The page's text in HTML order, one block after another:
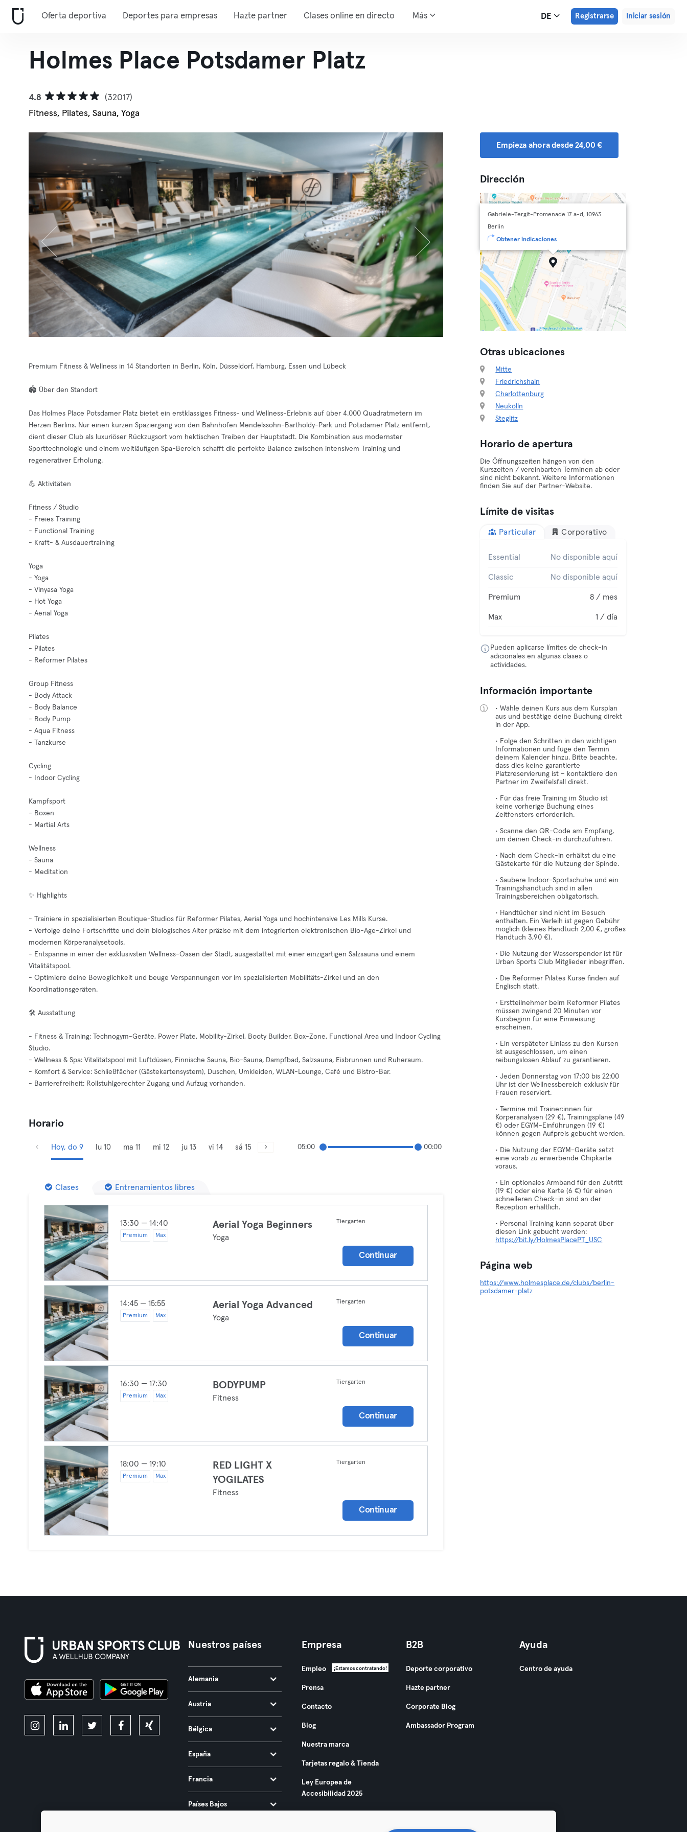
Oferta deportiva Deportes para empresas Hazte partner Clases online en directo Más DE Registrarse Iniciar sesión
Holmes Place Potsdamer Platz
4.8
(32017)
Fitness, Pilates, Sauna, Yoga
Premium Fitness & Wellness in 14 Standorten in Berlin, Köln, Düsseldorf, Hamburg, Essen und Lübeck
🏟️ Über den Standort
Das Holmes Place Potsdamer Platz bietet ein erstklassiges Fitness- und Wellness-Erlebnis auf über 4.000 Quadratmetern im
Herzen Berlins. Nur einen kurzen Spaziergang von den Bahnhöfen Mendelssohn-Bartholdy-Park und Potsdamer Platz entfernt,
dient dieser Club als luxuriöser Rückzugsort vom hektischen Treiben der Hauptstadt. Die Kombination aus modernster
Sporttechnologie und einem weitläufigen Spa-Bereich schafft die perfekte Balance zwischen intensivem Training und
regenerativer Erholung.
💪 Aktivitäten
Fitness / Studio
- Freies Training
- Functional Training
- Kraft- & Ausdauertraining
Yoga
- Yoga
- Vinyasa Yoga
- Hot Yoga
- Aerial Yoga
Pilates
- Pilates
- Reformer Pilates
Group Fitness
- Body Attack
- Body Balance
- Body Pump
- Aqua Fitness
- Tanzkurse
Cycling
- Indoor Cycling
Kampfsport
- Boxen
- Martial Arts
Wellness
- Sauna
- Meditation
✨ Highlights
- Trainiere in spezialisierten Boutique-Studios für Reformer Pilates, Aerial Yoga und hochintensive Les Mills Kurse.
- Verfolge deine Fortschritte und dein biologisches Alter präzise mit dem integrierten elektronischen Bio-Age-Zirkel und
modernen Körperanalysetools.
- Entspanne in einer der exklusivsten Wellness-Oasen der Stadt, ausgestattet mit einer einzigartigen Salzsauna und einem
Vitalitätspool.
- Optimiere deine Beweglichkeit und beuge Verspannungen vor im spezialisierten Mobilitäts-Zirkel und an den
Koordinationsgeräten.
🛠️ Ausstattung
- Fitness & Training: Technogym-Geräte, Power Plate, Mobility-Zirkel, Booty Builder, Box-Zone, Functional Area und Indoor Cycling
Studio.
- Wellness & Spa: Vitalitätspool mit Luftdüsen, Finnische Sauna, Bio-Sauna, Dampfbad, Salzsauna, Eisbrunnen und Ruheraum.
- Komfort & Service: Schließfächer (Gästekartensystem), Duschen, Umkleiden, WLAN-Lounge, Café und Bistro-Bar.
- Barrierefreiheit: Rollstuhlgerechter Zugang und Aufzug vorhanden.
Horario
Hoy, do 9 lu 10 ma 11 mi 12 ju 13 vi 14 sá 15 05:00 00:00
Clases Entrenamientos libres
13:30 — 14:40
Premium Max
Aerial Yoga Beginners
Yoga
Tiergarten
Continuar
14:45 — 15:55
Premium Max
Aerial Yoga Advanced
Yoga
Tiergarten
Continuar
16:30 — 17:30
Premium Max
BODYPUMP
Fitness
Tiergarten
Continuar
18:00 — 19:10
Premium Max
RED LIGHT X
YOGILATES
Fitness
Tiergarten
Continuar
Empieza ahora desde 24,00 €
Dirección
Gabriele-Tergit-Promenade 17 a-d, 10963
Berlin
Obtener indicaciones
Otras ubicaciones
Mitte
Friedrichshain
Charlottenburg
Neukölln
Steglitz
Horario de apertura
Die Öffnungszeiten hängen von den
Kurszeiten / vereinbarten Terminen ab oder
sind nicht bekannt. Weitere Informationen
finden Sie auf der Partner-Website.
Límite de visitas
Particular Corporativo
Essential No disponible aquí
Classic No disponible aquí
Premium 8 / mes
Max 1 / día
Pueden aplicarse límites de check-in
adicionales en algunas clases o
actividades.
Información importante
• Wähle deinen Kurs aus dem Kursplan
aus und bestätige deine Buchung direkt
in der App.
• Folge den Schritten in den wichtigen
Informationen und füge den Termin
deinem Kalender hinzu. Bitte beachte,
dass dies keine garantierte
Platzreservierung ist – kontaktiere den
Partner im Zweifelsfall direkt.
• Für das freie Training im Studio ist
keine vorherige Buchung eines
Zeitfensters erforderlich.
• Scanne den QR-Code am Empfang,
um deinen Check-in durchzuführen.
• Nach dem Check-in erhältst du eine
Gästekarte für die Nutzung der Spinde.
• Saubere Indoor-Sportschuhe und ein
Trainingshandtuch sind in allen
Trainingsbereichen obligatorisch.
• Handtücher sind nicht im Besuch
enthalten. Ein Verleih ist gegen Gebühr
möglich (kleines Handtuch 2,00 €, großes
Handtuch 3,90 €).
• Die Nutzung der Wasserspender ist für
Urban Sports Club Mitglieder inbegriffen.
• Die Reformer Pilates Kurse finden auf
Englisch statt.
• Erstteilnehmer beim Reformer Pilates
müssen zwingend 20 Minuten vor
Kursbeginn für eine Einweisung
erscheinen.
• Ein verspäteter Einlass zu den Kursen
ist ausgeschlossen, um einen
reibungslosen Ablauf zu garantieren.
• Jeden Donnerstag von 17:00 bis 22:00
Uhr ist der Wellnessbereich exklusiv für
Frauen reserviert.
• Termine mit Trainer:innen für
Körperanalysen (29 €), Trainingspläne (49
€) oder EGYM-Einführungen (19 €)
können gegen Aufpreis gebucht werden.
• Die Nutzung der EGYM-Geräte setzt
eine vorab zu erwerbende Chipkarte
voraus.
• Ein optionales Armband für den Zutritt
(19 €) oder eine Karte (6 €) für einen
schnelleren Check-in sind an der
Rezeption erhältlich.
• Personal Training kann separat über
diesen Link gebucht werden:
https://bit.ly/HolmesPlacePT_USC
Página web
https://www.holmesplace.de/clubs/berlin-
potsdamer-platz
Nuestros países
Alemania
Austria
Bélgica
España
Francia
Países Bajos
Empresa
Empleo ¡Estamos contratando!
Prensa
Contacto
Blog
Nuestra marca
Tarjetas regalo & Tienda
Ley Europea de
Accesibilidad 2025
B2B
Deporte corporativo
Hazte partner
Corporate Blog
Ambassador Program
Ayuda
Centro de ayuda